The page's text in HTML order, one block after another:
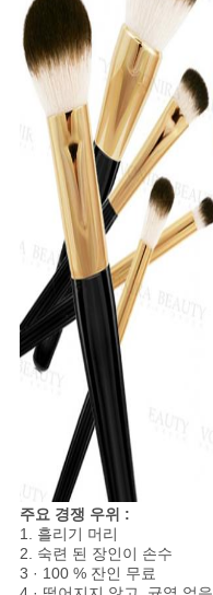
주요 경쟁 우위 :
1. 흘리기 머리
2. 숙련 된 장인이 손수
3 · 100 % 잔인 무료